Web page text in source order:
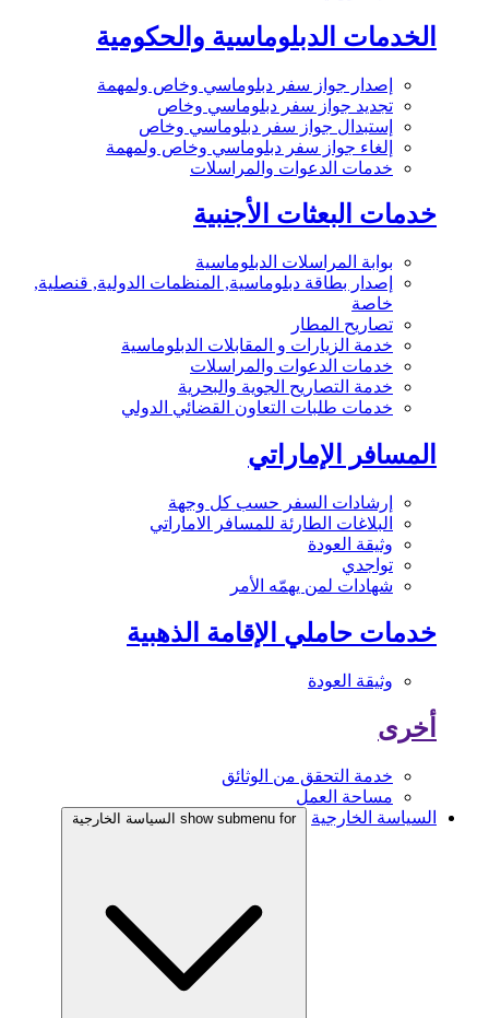
الخدمات الدبلوماسية والحكومية
إصدار جواز سفر دبلوماسي وخاص ولمهمة
تجديد جواز سفر دبلوماسي وخاص
إستبدال جواز سفر دبلوماسي وخاص
إلغاء جواز سفر دبلوماسي وخاص ولمهمة
خدمات الدعوات والمراسلات
خدمات البعثات الأجنبية
بوابة المراسلات الدبلوماسية
إصدار بطاقة دبلوماسية, المنظمات الدولية, قنصلية,
خاصة
تصاريح المطار
خدمة الزيارات و المقابلات الدبلوماسية
خدمات الدعوات والمراسلات
خدمة التصاريح الجوية والبحرية
خدمات طلبات التعاون القضائي الدولي
المسافر الإماراتي
إرشادات السفر حسب كل وجهة
البلاغات الطارئة للمسافر الاماراتي
وثيقة العودة
تواجدي
شهادات لمن يهمّه الأمر
خدمات حاملي الإقامة الذهبية
وثيقة العودة
أخرى
خدمة التحقق من الوثائق
مساحة العمل
السياسة الخارجية
show submenu for السياسة الخارجية